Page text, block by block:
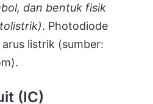
dan bentuk fisik
. Photodiode
listrik (sumber:
(IC)